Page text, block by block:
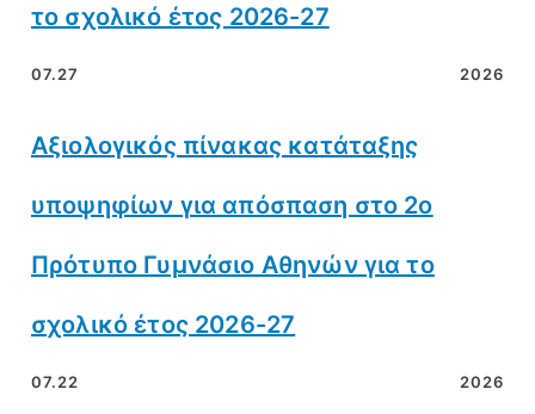
το σχολικό έτος 2026-27
07.27 2026
Αξιολογικός πίνακας κατάταξης
υποψηφίων για απόσπαση στο 2ο
Πρότυπο Γυμνάσιο Αθηνών για το
σχολικό έτος 2026-27
07.22 2026